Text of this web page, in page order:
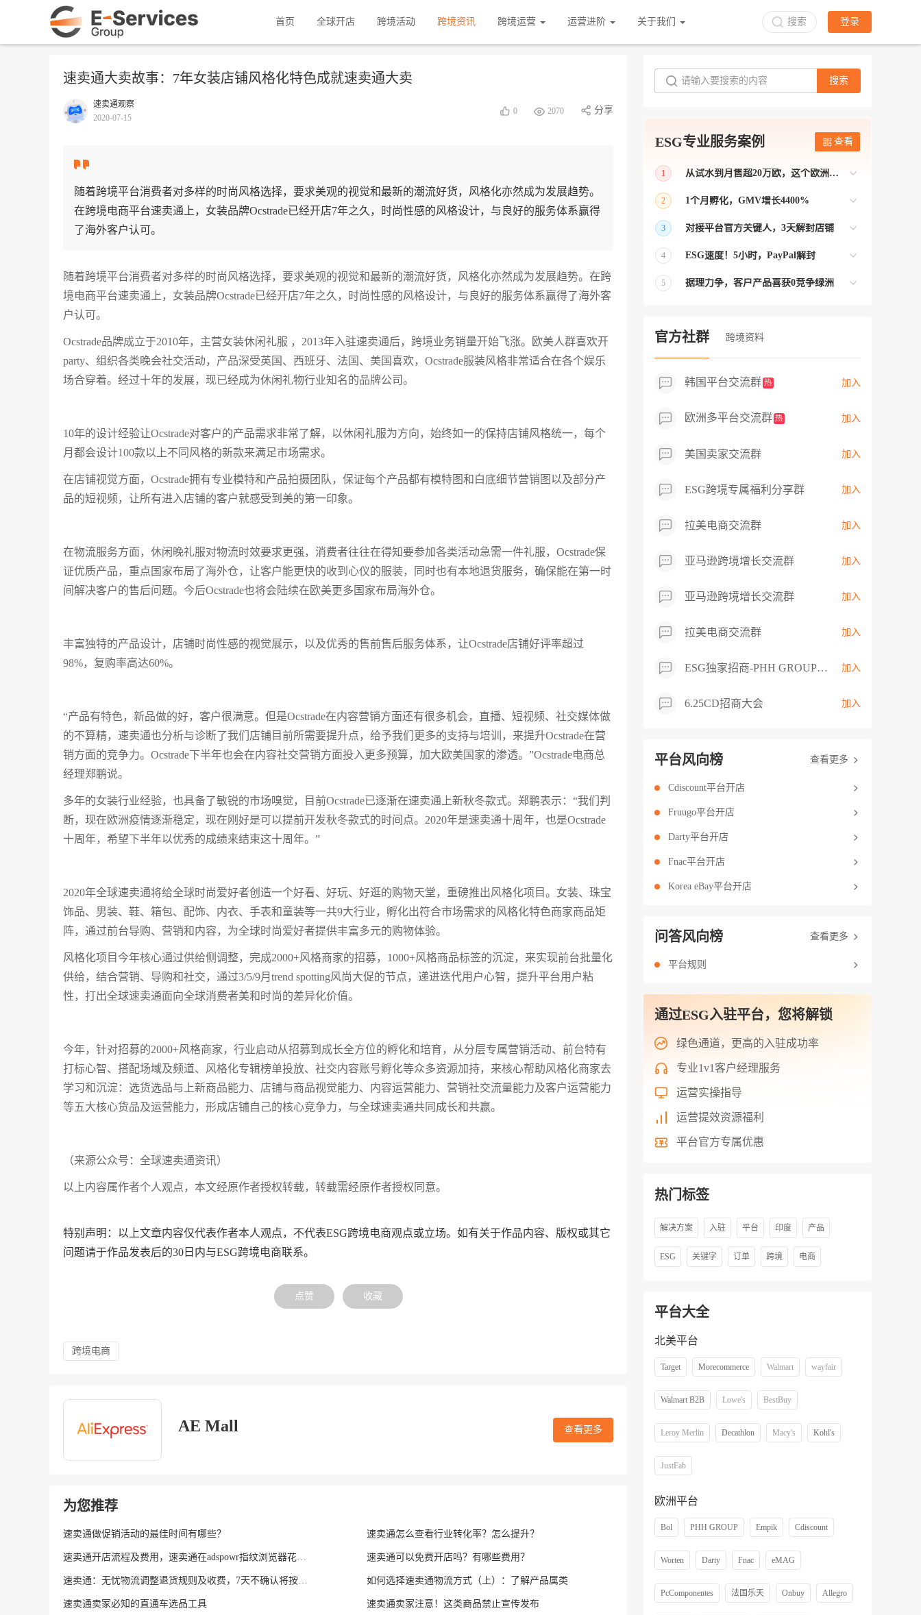
首页 全球开店 跨境活动 跨境资讯 跨境运营 运营进阶 关于我们 搜索 登录
速卖通大卖故事：7年女装店铺风格化特色成就速卖通大卖
速卖通观察
2020-07-15
0 2070 分享
随着跨境平台消费者对多样的时尚风格选择，要求美观的视觉和最新的潮流好货，风格化亦然成为发展趋势。
在跨境电商平台速卖通上，女装品牌Ocstrade已经开店7年之久，时尚性感的风格设计，与良好的服务体系赢得
了海外客户认可。
随着跨境平台消费者对多样的时尚风格选择，要求美观的视觉和最新的潮流好货，风格化亦然成为发展趋势。在跨
境电商平台速卖通上，女装品牌Ocstrade已经开店7年之久，时尚性感的风格设计，与良好的服务体系赢得了海外客
户认可。
Ocstrade品牌成立于2010年，主营女装休闲礼服 ，2013年入驻速卖通后，跨境业务销量开始飞涨。欧美人群喜欢开
party、组织各类晚会社交活动，产品深受英国、西班牙、法国、美国喜欢，Ocstrade服装风格非常适合在各个娱乐
场合穿着。经过十年的发展，现已经成为休闲礼物行业知名的品牌公司。
10年的设计经验让Ocstrade对客户的产品需求非常了解，以休闲礼服为方向，始终如一的保持店铺风格统一，每个
月都会设计100款以上不同风格的新款来满足市场需求。
在店铺视觉方面，Ocstrade拥有专业模特和产品拍摄团队，保证每个产品都有模特图和白底细节营销图以及部分产
品的短视频，让所有进入店铺的客户就感受到美的第一印象。
在物流服务方面，休闲晚礼服对物流时效要求更强，消费者往往在得知要参加各类活动急需一件礼服，Ocstrade保
证优质产品，重点国家布局了海外仓，让客户能更快的收到心仪的服装，同时也有本地退货服务，确保能在第一时
间解决客户的售后问题。今后Ocstrade也将会陆续在欧美更多国家布局海外仓。
丰富独特的产品设计，店铺时尚性感的视觉展示，以及优秀的售前售后服务体系，让Ocstrade店铺好评率超过
98%，复购率高达60%。
“产品有特色，新品做的好，客户很满意。但是Ocstrade在内容营销方面还有很多机会，直播、短视频、社交媒体做
的不算精，速卖通也分析与诊断了我们店铺目前所需要提升点，给予我们更多的支持与培训，来提升Ocstrade在营
销方面的竞争力。Ocstrade下半年也会在内容社交营销方面投入更多预算，加大欧美国家的渗透。”Ocstrade电商总
经理郑鹏说。
多年的女装行业经验，也具备了敏锐的市场嗅觉，目前Ocstrade已逐渐在速卖通上新秋冬款式。郑鹏表示：“我们判
断，现在欧洲疫情逐渐稳定，现在刚好是可以提前开发秋冬款式的时间点。2020年是速卖通十周年，也是Ocstrade
十周年，希望下半年以优秀的成绩来结束这十周年。”
2020年全球速卖通将给全球时尚爱好者创造一个好看、好玩、好逛的购物天堂，重磅推出风格化项目。女装、珠宝
饰品、男装、鞋、箱包、配饰、内衣、手表和童装等一共9大行业，孵化出符合市场需求的风格化特色商家商品矩
阵，通过前台导购、营销和内容，为全球时尚爱好者提供丰富多元的购物体验。
风格化项目今年核心通过供给侧调整，完成2000+风格商家的招募，1000+风格商品标签的沉淀，来实现前台批量化
供给，结合营销、导购和社交，通过3/5/9月trend spotting风尚大促的节点，递进迭代用户心智，提升平台用户粘
性，打出全球速卖通面向全球消费者美和时尚的差异化价值。
今年，针对招募的2000+风格商家，行业启动从招募到成长全方位的孵化和培育，从分层专属营销活动、前台特有
打标心智、搭配场域及频道、风格化专辑榜单投放、社交内容账号孵化等众多资源加持，来核心帮助风格化商家去
学习和沉淀：选货选品与上新商品能力、店铺与商品视觉能力、内容运营能力、营销社交流量能力及客户运营能力
等五大核心货品及运营能力，形成店铺自己的核心竞争力，与全球速卖通共同成长和共赢。
（来源公众号：全球速卖通资讯）
以上内容属作者个人观点，本文经原作者授权转载，转载需经原作者授权同意。
特别声明：以上文章内容仅代表作者本人观点，不代表ESG跨境电商观点或立场。如有关于作品内容、版权或其它
问题请于作品发表后的30日内与ESG跨境电商联系。
点赞 收藏
跨境电商
AE Mall 查看更多
为您推荐
速卖通做促销活动的最佳时间有哪些？ 速卖通怎么查看行业转化率？怎么提升？
速卖通开店流程及费用，速卖通在adspowr指纹浏览器花费的成本 速卖通可以免费开店吗？有哪些费用？
速卖通：无忧物流调整退货规则及收费，7天不确认将按弃货处理 如何选择速卖通物流方式（上）：了解产品属类
速卖通卖家必知的直通车选品工具 速卖通卖家注意！这类商品禁止宣传发布
搜索
ESG专业服务案例 查看
1
从试水到月售超20万欧，这个欧洲本土平台被低估了
2
1个月孵化，GMV增长4400%
业】 >> Gmarket卖家店铺经过ESG跨境客
3
对接平台官方关键人，3天解封店铺
跨境帮我解决了韩国平台店铺异常问题
4
ESG速度！5小时，PayPal解封
ESG拥有Paypal支付和Onbuy平台双绿通道
5
据理力争，客户产品喜获0竞争绿洲
取机会，卖家成功上架市场热卖而平台稀
缺产品，拓展了西班牙新商机！
官方社群 跨境资料
韩国平台交流群 热 加入
欧洲多平台交流群 热 加入
美国卖家交流群 加入
ESG跨境专属福利分享群 加入
拉美电商交流群 加入
亚马逊跨境增长交流群 加入
亚马逊跨境增长交流群 加入
拉美电商交流群 加入
ESG独家招商-PHH GROUP卖家交流群 加入
6.25CD招商大会 加入
平台风向榜 查看更多
Cdiscount平台开店
Fruugo平台开店
Darty平台开店
Fnac平台开店
Korea eBay平台开店
问答风向榜 查看更多
平台规则
通过ESG入驻平台，您将解锁
绿色通道，更高的入驻成功率
专业1v1客户经理服务
运营实操指导
运营提效资源福利
平台官方专属优惠
热门标签
解决方案 入驻 平台 印度 产品
ESG 关键字 订单 跨境 电商
平台大全
北美平台
Target Morecommerce Walmart wayfair
Walmart B2B Lowe's BestBuy
Leroy Merlin Decathlon Macy's Kohl's
JustFab
欧洲平台
Bol PHH GROUP Empik Cdiscount
Worten Darty Fnac eMAG
PcComponentes 法国乐天 Onbuy Allegro